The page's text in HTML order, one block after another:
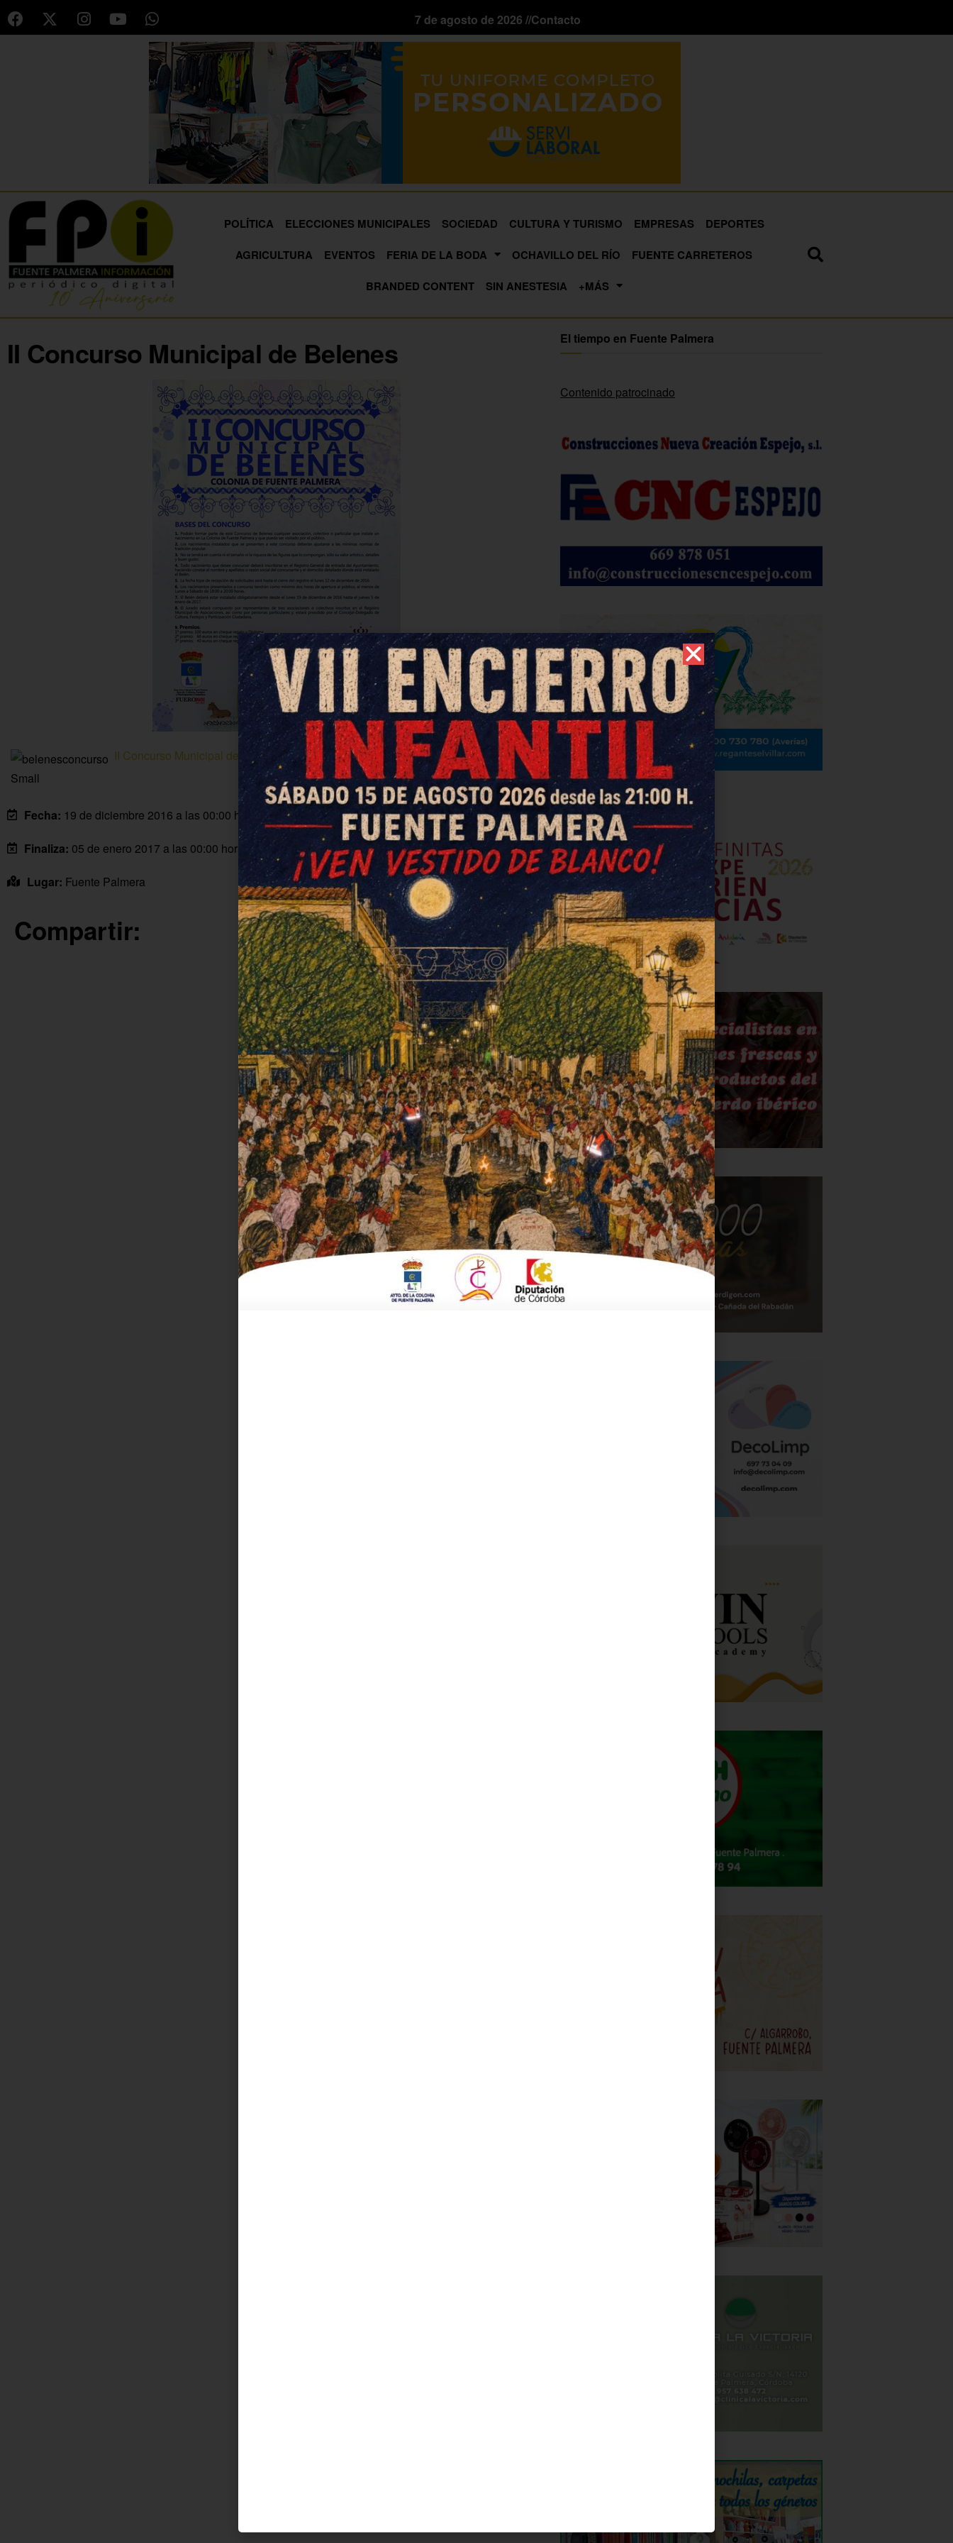
7 de agosto de 2026 //Contacto
POLÍTICA ELECCIONES MUNICIPALES SOCIEDAD CULTURA Y TURISMO EMPRESAS
DEPORTES
AGRICULTURA
EVENTOS FERIA DE LA BODA OCHAVILLO DEL RÍO
FUENTE CARRETEROS
BRANDED CONTENT
SIN ANESTESIA +MÁS
II Concurso Municipal de Belenes
II Concurso Municipal de Belenes
Fecha: 19 de diciembre 2016 a las 00:00 horas
Finaliza: 05 de enero 2017 a las 00:00 horas
Lugar: Fuente Palmera
Compartir:
El tiempo en Fuente Palmera
Contenido patrocinado